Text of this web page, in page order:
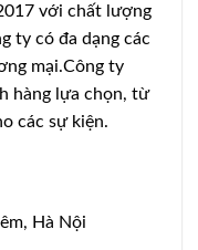
với chất lượng
ty có đa dạng các
mại.Công ty
hàng lựa chọn, từ
các sự kiện.
Hà Nội